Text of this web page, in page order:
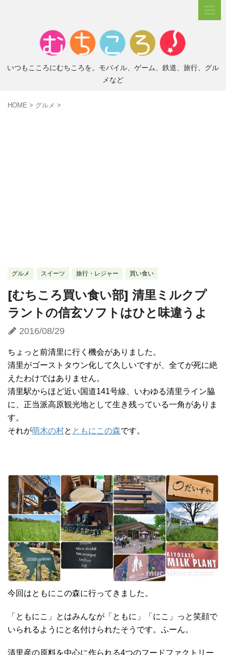
いつもこころにむちころを。モバイル、ゲーム、鉄道、旅行、グル
メなど
HOME > グルメ >
グルメ スイーツ 旅行・レジャー 買い食い
[むちころ買い食い部] 清里ミルクプ
ラントの信玄ソフトはひと味違うよ
2016/08/29
ちょっと前清里に行く機会がありました。
清里がゴーストタウン化して久しいですが、全てが死に絶
えたわけではありません。
清里駅からほど近い国道141号線、いわゆる清里ライン脇
に、正当派高原観光地として生き残っている一角がありま
す。
それが萌木の村と ともにこの森です。
今回はともにこの森に行ってきました。
「ともにこ」とはみんなが「ともに」「にこ」っと笑顔で
いられるようにと名付けられたそうです。ふーん。
清里産の原料を中心に作られる4つのフードファクトリー